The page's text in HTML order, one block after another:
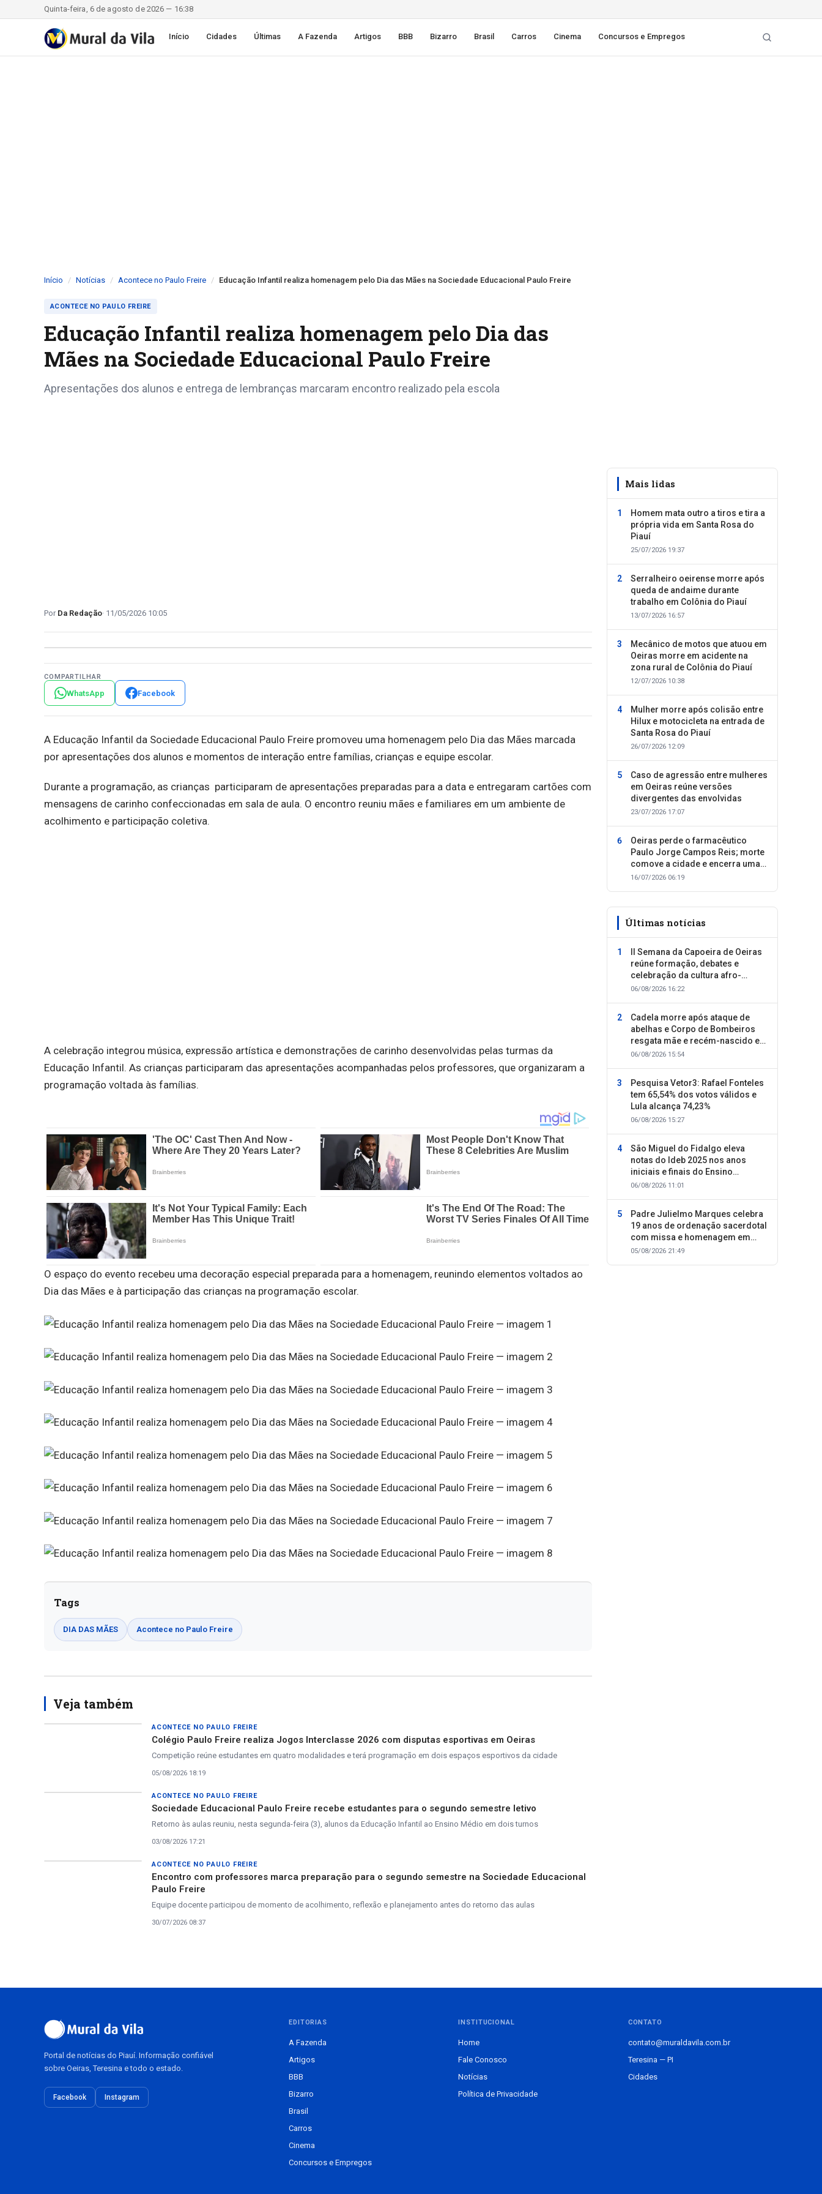
Quinta-feira, 6 de agosto de 2026 — 16:38
Início Cidades Últimas A Fazenda Artigos BBB Bizarro Brasil Carros Cinema Concursos e Empregos
Início Notícias Acontece no Paulo Freire Educação Infantil realiza homenagem pelo Dia das Mães na Sociedade Educacional Paulo Freire
ACONTECE NO PAULO FREIRE
Educação Infantil realiza homenagem pelo Dia das
Mães na Sociedade Educacional Paulo Freire
Apresentações dos alunos e entrega de lembranças marcaram encontro realizado pela escola
Da Redação 11/05/2026 10:05
COMPARTILHAR
WhatsApp Facebook
A Educação Infantil da Sociedade Educacional Paulo Freire promoveu uma homenagem pelo Dia das Mães marcada
por apresentações dos alunos e momentos de interação entre famílias, crianças e equipe escolar.
Durante a programação, as crianças participaram de apresentações preparadas para a data e entregaram cartões com
mensagens de carinho confeccionadas em sala de aula. O encontro reuniu mães e familiares em um ambiente de
acolhimento e participação coletiva.
A celebração integrou música, expressão artística e demonstrações de carinho desenvolvidas pelas turmas da
Educação Infantil. As crianças participaram das apresentações acompanhadas pelos professores, que organizaram a
programação voltada às famílias.
O espaço do evento recebeu uma decoração especial preparada para a homenagem, reunindo elementos voltados ao
Dia das Mães e à participação das crianças na programação escolar.
Tags
DIA DAS MÃES Acontece no Paulo Freire
Veja também
ACONTECE NO PAULO FREIRE
Colégio Paulo Freire realiza Jogos Interclasse 2026 com disputas esportivas em Oeiras
Competição reúne estudantes em quatro modalidades e terá programação em dois espaços esportivos da cidade
05/08/2026 18:19
ACONTECE NO PAULO FREIRE
Sociedade Educacional Paulo Freire recebe estudantes para o segundo semestre letivo
Retorno às aulas reuniu, nesta segunda-feira (3), alunos da Educação Infantil ao Ensino Médio em dois turnos
03/08/2026 17:21
ACONTECE NO PAULO FREIRE
Encontro com professores marca preparação para o segundo semestre na Sociedade Educacional
Paulo Freire
Equipe docente participou de momento de acolhimento, reflexão e planejamento antes do retorno das aulas
30/07/2026 08:37
Mais lidas
Homem mata outro a tiros e tira a
própria vida em Santa Rosa do
Piauí
25/07/2026 19:37
Serralheiro oeirense morre após
queda de andaime durante
trabalho em Colônia do Piauí
13/07/2026 16:57
Mecânico de motos que atuou em
Oeiras morre em acidente na
zona rural de Colônia do Piauí
12/07/2026 10:38
Mulher morre após colisão entre
Hilux e motocicleta na entrada de
Santa Rosa do Piauí
26/07/2026 12:09
Caso de agressão entre mulheres
em Oeiras reúne versões
divergentes das envolvidas
23/07/2026 17:07
Oeiras perde o farmacêutico
Paulo Jorge Campos Reis; morte
comove a cidade e encerra uma
trajetória dedicada ao cuidado
16/07/2026 06:19
Últimas notícias
II Semana da Capoeira de Oeiras
reúne formação, debates e
celebração da cultura afro-
brasileira
06/08/2026 16:22
Cadela morre após ataque de
abelhas e Corpo de Bombeiros
resgata mãe e recém-nascido em
Oeiras
06/08/2026 15:54
Pesquisa Vetor3: Rafael Fonteles
tem 65,54% dos votos válidos e
Lula alcança 74,23%
06/08/2026 15:27
São Miguel do Fidalgo eleva
notas do Ideb 2025 nos anos
iniciais e finais do Ensino
Fundamental
06/08/2026 11:01
Padre Julielmo Marques celebra
19 anos de ordenação sacerdotal
com missa e homenagem em
Colônia do Piauí
05/08/2026 21:49
Portal de notícias do Piauí. Informação confiável
sobre Oeiras, Teresina e todo o estado.
Facebook Instagram
EDITORIAS
A Fazenda
Artigos
BBB
Bizarro
Brasil
Carros
Cinema
Concursos e Empregos
INSTITUCIONAL
Home
Fale Conosco
Notícias
Política de Privacidade
CONTATO
contato@muraldavila.com.br
Teresina — PI
Cidades